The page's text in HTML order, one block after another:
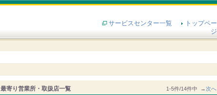
サービスセンター一覧
トップペー
ジ
最寄り営業所・取扱店一覧 1-5件/14件中 →次へ